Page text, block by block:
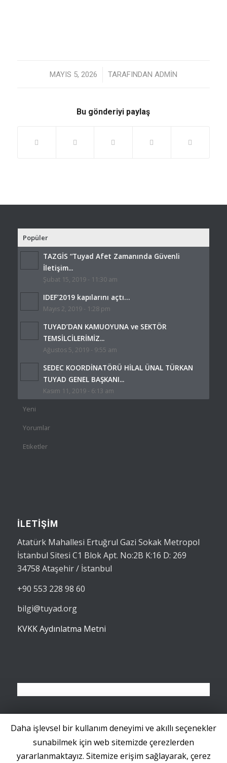
MAYIS 5, 2026
/ TARAFINDAN ADMIN
Bu gönderiyi paylaş
Popüler
TAZGİS “Tuyad Afet Zamanında Güvenli
İletişim...
Şubat 15, 2019 - 11:30 am
IDEF’2019 kapılarını açtı…
Mayıs 2, 2019 - 1:28 pm
TUYAD’DAN KAMUOYUNA ve SEKTÖR
TEMSİLCİLERİMİZ...
Ağustos 5, 2019 - 9:55 am
SEDEC KOORDİNATÖRÜ HİLAL ÜNAL TÜRKAN
TUYAD GENEL BAŞKANI...
Kasım 11, 2019 - 6:13 am
Yeni
Yorumlar
Etiketler
İLETİŞİM
Atatürk Mahallesi Ertuğrul Gazi Sokak Metropol
İstanbul Sitesi C1 Blok Apt. No:2B K:16 D: 269
34758 Ataşehir / İstanbul
+90 553 228 98 60
bilgi@tuyad.org
KVKK Aydınlatma Metni
Twitter'da RSS Beslemesine
Daha işlevsel bir kullanım deneyimi ve akıllı seçenekler
sunabilmek için web sitemizde çerezlerden
yararlanmaktayız. Sitemize erişim sağlayarak, çerez